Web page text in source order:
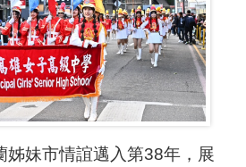
姊妹市情誼邁入第38年，展